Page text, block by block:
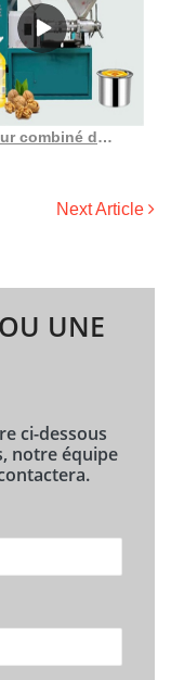
Extracteur combiné d’huile de tournesol à haut rendement avec filtre au Gabon
Next Article
UNE
ci-dessous
notre équipe